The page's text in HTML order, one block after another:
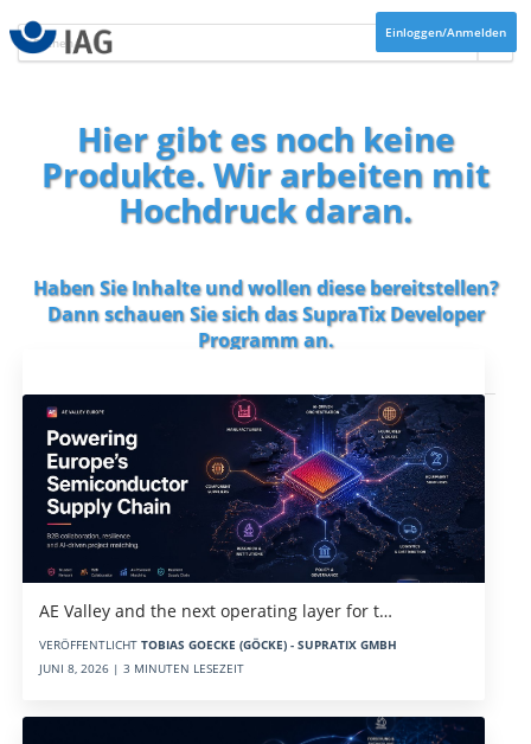
Einloggen/Anmelden
Hier gibt es noch keine
Produkte. Wir arbeiten mit
Hochdruck daran.
Haben Sie Inhalte und wollen diese bereitstellen?
Dann schauen Sie sich dasSupraTix Developer
Programman.
AE Valley and the next operating layer for t…
VERÖFFENTLICHT TOBIAS GOECKE (GÖCKE) - SUPRATIX GMBH
JUNI 8, 2026 | 3 MINUTEN LESEZEIT